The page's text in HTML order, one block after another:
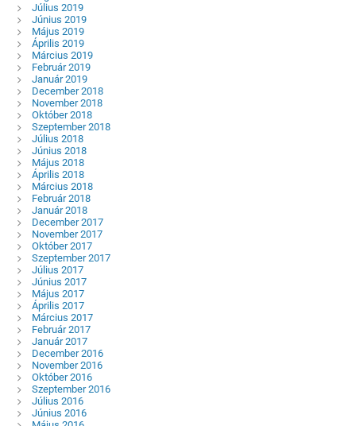
Július 2019
Június 2019
Május 2019
Április 2019
Március 2019
Február 2019
Január 2019
December 2018
November 2018
Október 2018
Szeptember 2018
Július 2018
Június 2018
Május 2018
Április 2018
Március 2018
Február 2018
Január 2018
December 2017
November 2017
Október 2017
Szeptember 2017
Július 2017
Június 2017
Május 2017
Április 2017
Március 2017
Február 2017
Január 2017
December 2016
November 2016
Október 2016
Szeptember 2016
Július 2016
Június 2016